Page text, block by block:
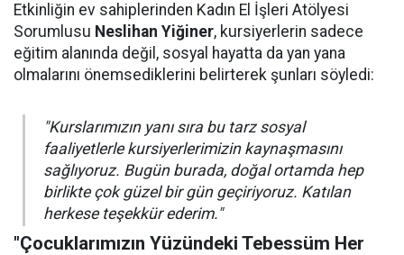
Etkinliğin ev sahiplerinden Kadın El İşleri Atölyesi
Sorumlusu Neslihan Yiğiner, kursiyerlerin sadece
eğitim alanında değil, sosyal hayatta da yan yana
olmalarını önemsediklerini belirterek şunları söyledi:
"Kurslarımızın yanı sıra bu tarz sosyal
faaliyetlerle kursiyerlerimizin kaynaşmasını
sağlıyoruz. Bugün burada, doğal ortamda hep
birlikte çok güzel bir gün geçiriyoruz. Katılan
herkese teşekkür ederim."
"Çocuklarımızın Yüzündeki Tebessüm Her